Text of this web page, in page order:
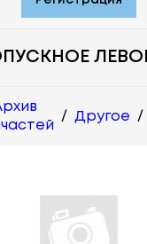
/ Другое /